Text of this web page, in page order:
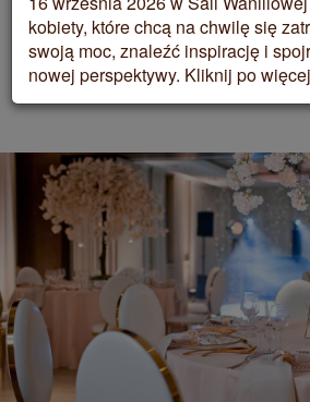
kobiety, które chcą na chwilę się
swoją moc, znaleźć inspirację i
nowej perspektywy. Kliknij po